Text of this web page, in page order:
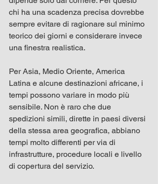
chi ha una scadenza precisa dovrebbe
sempre evitare di ragionare sul minimo
teorico dei giorni e considerare invece
una finestra realistica.
Per Asia, Medio Oriente, America
Latina e alcune destinazioni africane, i
tempi possono variare in modo più
sensibile. Non è raro che due
spedizioni simili, dirette in paesi diversi
della stessa area geografica, abbiano
tempi molto differenti per via di
infrastrutture, procedure locali e livello
di copertura del servizio.